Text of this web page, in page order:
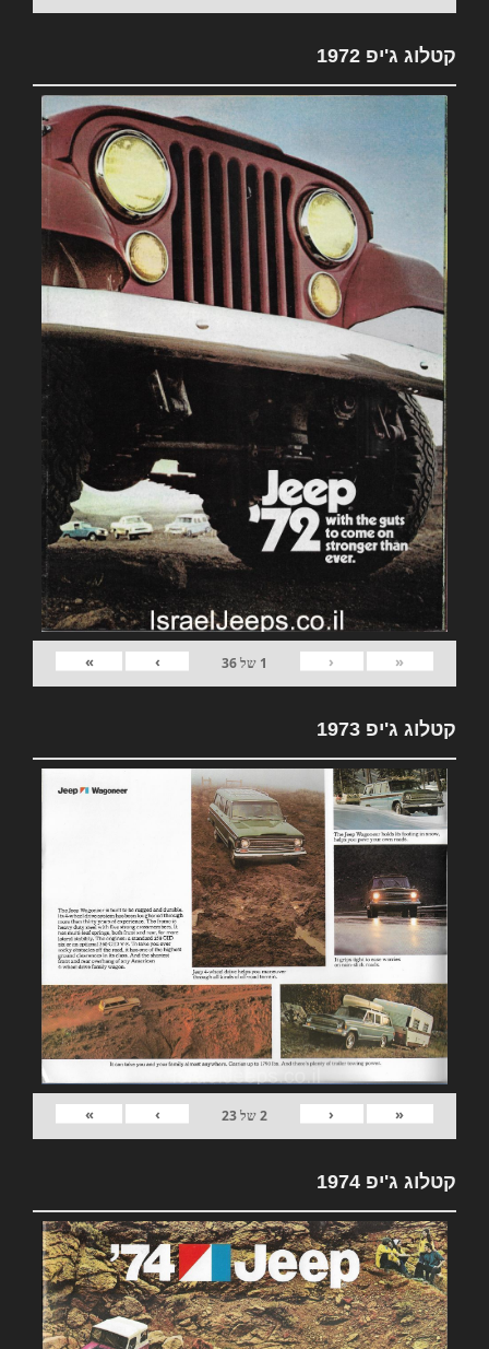
קטלוג ג'יפ 1972
«
‹
1 של36
›
»
קטלוג ג'יפ 1973
«
‹
2של23
›
»
קטלוג ג'יפ 1974